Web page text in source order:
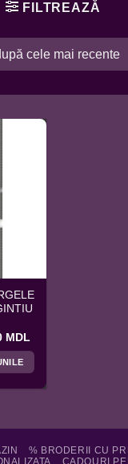
FILTREAZĂ
MDL
prețuri:
120,0 MDL
la
% BRODERII CU
CADOURI